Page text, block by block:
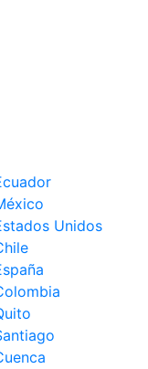
,Prohibido
Unidos